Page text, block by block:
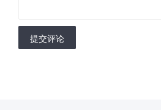
提交评论